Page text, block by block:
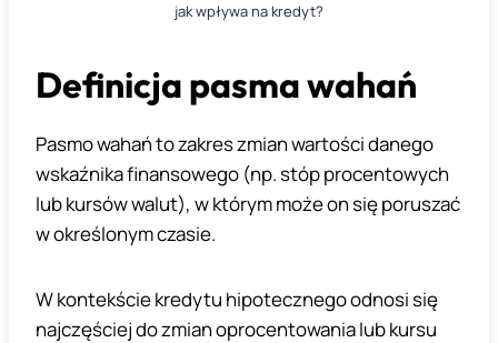
jak wpływa na kredyt?
Definicja pasma wahań
Pasmo wahań to zakres zmian wartości danego
wskaźnika finansowego (np. stóp procentowych
lub kursów walut), w którym może on się poruszać
w określonym czasie.
W kontekście kredytu hipotecznego odnosi się
najczęściej do zmian oprocentowania lub kursu